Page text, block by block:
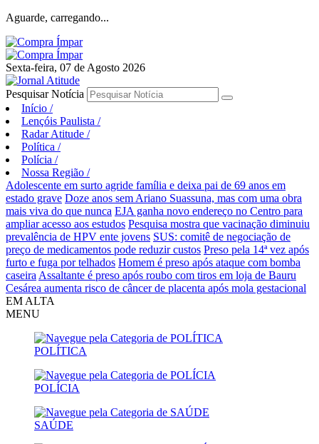
Aguarde, carregando...
Sexta-feira, 07 de Agosto 2026
Pesquisar Notícia
Início /
Lençóis Paulista /
Radar Atitude /
Política /
Polícia /
Nossa Região /
Adolescente em surto agride família e deixa pai de 69 anos em
estado grave Doze anos sem Ariano Suassuna, mas com uma obra
mais viva do que nunca EJA ganha novo endereço no Centro para
ampliar acesso aos estudos Pesquisa mostra que vacinação diminuiu
prevalência de HPV ente jovens SUS: comitê de negociação de
preço de medicamentos pode reduzir custos Preso pela 14ª vez após
furto e fuga por telhados Homem é preso após ataque com bomba
caseira Assaltante é preso após roubo com tiros em loja de Bauru
Cesárea aumenta risco de câncer de placenta após mola gestacional
EM ALTA
MENU
POLÍTICA
POLÍCIA
SAÚDE